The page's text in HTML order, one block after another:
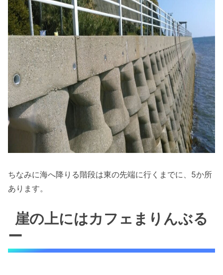
ちなみに海へ降りる階段は東の先端に行くまでに、5か所
あります。
崖の上にはカフェまりんぶる
ー